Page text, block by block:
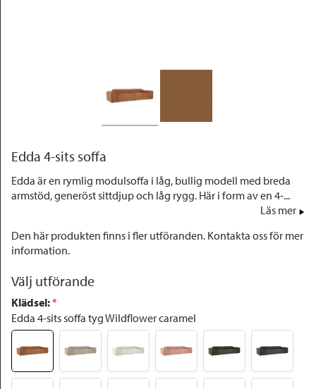
Edda 4-sits soffa
Edda är en rymlig modulsoffa i låg, bullig modell med breda
armstöd, generöst sittdjup och låg rygg. Här i form av en 4-...
Läs mer
Den här produkten finns i fler utföranden. Kontakta oss för mer
information.
Välj utförande
Klädsel: *
Edda 4-sits soffa tyg Wildflower caramel